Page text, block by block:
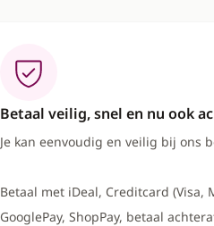
Betaal veilig, snel en nu ook
Je kan eenvoudig en veilig bij ons
Betaal met iDeal, Creditcard (Visa,
GooglePay, ShopPay, betaal